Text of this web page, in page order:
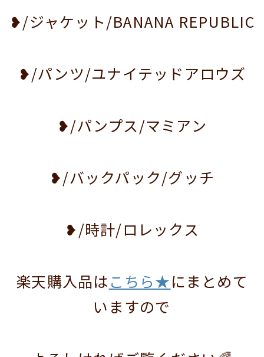
❥/ジャケット/BANANA REPUBLIC
❥/パンツ/ユナイテッドアロウズ
❥/パンプス/マミアン
❥/バックパック/グッチ
❥/時計/ロレックス
楽天購入品はこちら★にまとめて
いますので